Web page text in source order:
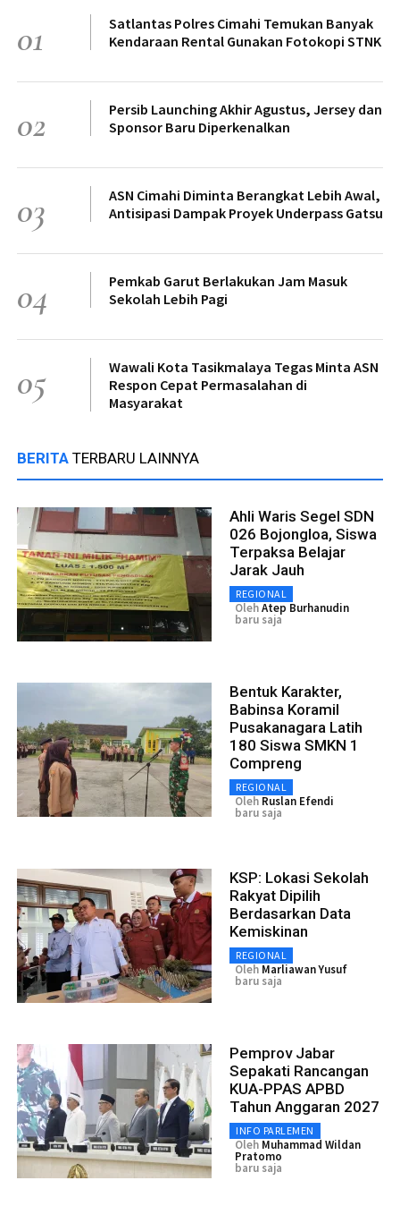
01
Satlantas Polres Cimahi Temukan Banyak
Kendaraan Rental Gunakan Fotokopi STNK
02
Persib Launching Akhir Agustus, Jersey dan
Sponsor Baru Diperkenalkan
03
ASN Cimahi Diminta Berangkat Lebih Awal,
Antisipasi Dampak Proyek Underpass Gatsu
04
Pemkab Garut Berlakukan Jam Masuk
Sekolah Lebih Pagi
05
Wawali Kota Tasikmalaya Tegas Minta ASN
Respon Cepat Permasalahan di
Masyarakat
BERITA TERBARU LAINNYA
Ahli Waris Segel SDN
026 Bojongloa, Siswa
Terpaksa Belajar
Jarak Jauh
REGIONAL
OlehAtep Burhanudin
baru saja
Bentuk Karakter,
Babinsa Koramil
Pusakanagara Latih
180 Siswa SMKN 1
Compreng
REGIONAL
Oleh Ruslan Efendi
baru saja
KSP: Lokasi Sekolah
Rakyat Dipilih
Berdasarkan Data
Kemiskinan
REGIONAL
Oleh Marliawan Yusuf
baru saja
Pemprov Jabar
Sepakati Rancangan
KUA-PPAS APBD
Tahun Anggaran 2027
INFO PARLEMEN
Oleh Muhammad Wildan
Pratomo
baru saja